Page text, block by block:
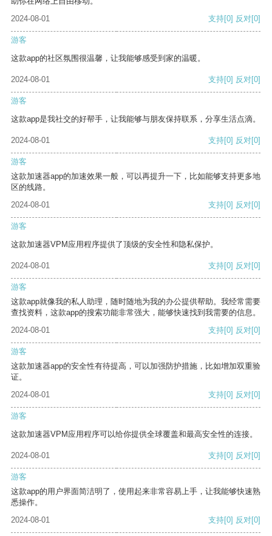
2024-08-01
支持[0] 反对[0]
游客
这款app的社区氛围很温馨，让我能够感受到家的温暖。
2024-08-01 支持[0] 反对[0]
游客
这款app是我社交的好帮手，让我能够与朋友保持联系，分享生活点滴。
2024-08-01 支持[0] 反对[0]
游客
这款加速器app的加速效果一般，可以再提升一下，比如能够支持更多地
区的线路。
2024-08-01
支持[0] 反对[0]
游客
这款加速器VPM应用程序提供了顶级的安全性和隐私保护。
2024-08-01 支持[0] 反对[0]
游客
这款app就像我的私人助理，随时随地为我的办公提供帮助。我经常需要
查找资料，这款app的搜索功能非常强大，能够快速找到我需要的信息。
2024-08-01
支持[0] 反对[0]
游客
这款加速器app的安全性有待提高，可以加强防护措施，比如增加双重验
证。
2024-08-01
支持[0] 反对[0]
游客
这款加速器VPM应用程序可以给你提供全球覆盖和最高安全性的连接。
2024-08-01 支持[0] 反对[0]
游客
这款app的用户界面简洁明了，使用起来非常容易上手，让我能够快速熟
悉操作。
2024-08-01
支持[0] 反对[0]